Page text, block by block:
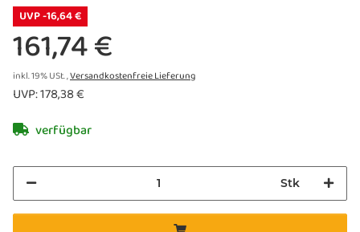
UVP -16,64 €
161,74 €
inkl. 19% USt. ,Versandkostenfreie Lieferung
UVP:178,38 €
verfügbar
Stk